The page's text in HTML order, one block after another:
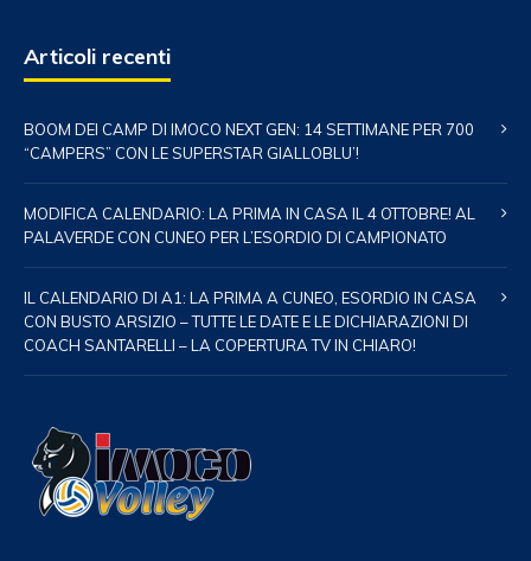
Articoli recenti
BOOM DEI CAMP DI IMOCO NEXT GEN: 14 SETTIMANE PER 700
“CAMPERS” CON LE SUPERSTAR GIALLOBLU’!
MODIFICA CALENDARIO: LA PRIMA IN CASA IL 4 OTTOBRE! AL
PALAVERDE CON CUNEO PER L’ESORDIO DI CAMPIONATO
IL CALENDARIO DI A1: LA PRIMA A CUNEO, ESORDIO IN CASA
CON BUSTO ARSIZIO – TUTTE LE DATE E LE DICHIARAZIONI DI
COACH SANTARELLI – LA COPERTURA TV IN CHIARO!